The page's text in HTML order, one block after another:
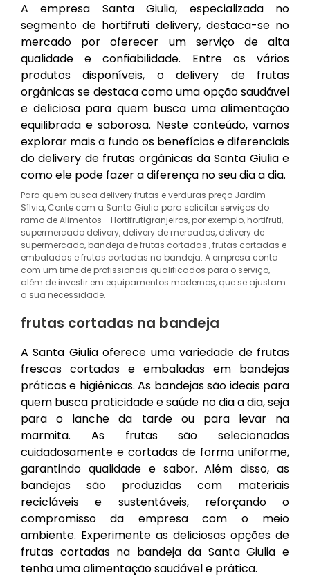
A empresa Santa Giulia, especializada no
segmento de hortifruti delivery, destaca-se no
mercado por oferecer um serviço de alta
qualidade e confiabilidade. Entre os vários
produtos disponíveis, o delivery de frutas
orgânicas se destaca como uma opção saudável
e deliciosa para quem busca uma alimentação
equilibrada e saborosa. Neste conteúdo, vamos
explorar mais a fundo os benefícios e diferenciais
do delivery de frutas orgânicas da Santa Giulia e
como ele pode fazer a diferença no seu dia a dia.
Para quem busca delivery frutas e verduras preço Jardim
Sílvia, Conte com a Santa Giulia para solicitar serviços do
ramo de Alimentos - Hortifrutigranjeiros, por exemplo, hortifruti,
supermercado delivery, delivery de mercados, delivery de
supermercado, bandeja de frutas cortadas , frutas cortadas e
embaladas e frutas cortadas na bandeja. A empresa conta
com um time de profissionais qualificados para o serviço,
além de investir em equipamentos modernos, que se ajustam
a sua necessidade.
frutas cortadas na bandeja
A Santa Giulia oferece uma variedade de frutas
frescas cortadas e embaladas em bandejas
práticas e higiênicas. As bandejas são ideais para
quem busca praticidade e saúde no dia a dia, seja
para o lanche da tarde ou para levar na
marmita. As frutas são selecionadas
cuidadosamente e cortadas de forma uniforme,
garantindo qualidade e sabor. Além disso, as
bandejas são produzidas com materiais
recicláveis e sustentáveis, reforçando o
compromisso da empresa com o meio
ambiente. Experimente as deliciosas opções de
frutas cortadas na bandeja da Santa Giulia e
tenha uma alimentação saudável e prática.